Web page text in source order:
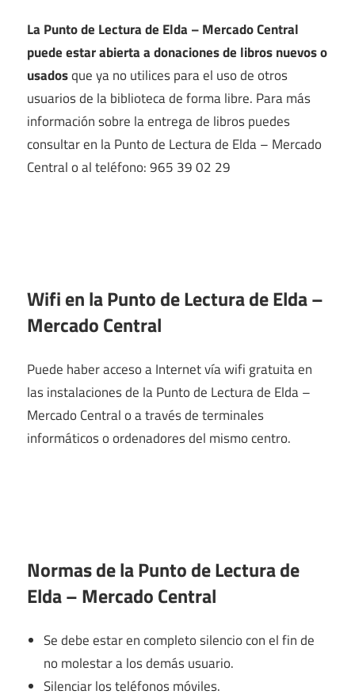
La Punto de Lectura de Elda – Mercado Central
puede estar abierta a donaciones de libros nuevos o
usadosque ya no utilices para el uso de otros
usuarios de la biblioteca de forma libre. Para más
información sobre la entrega de libros puedes
consultar en la Punto de Lectura de Elda – Mercado
Central o al teléfono: 965 39 02 29
Wifi en laPunto de Lectura de Elda –
Mercado Central
Puede haber acceso a Internet vía wifi gratuita en
las instalaciones de la Punto de Lectura de Elda –
Mercado Central o a través de terminales
informáticos o ordenadores del mismo centro.
Normas de la Punto de Lectura de
Elda – Mercado Central
Se debe estar en completo silencio con el fin de
no molestar a los demás usuario.
Silenciar los teléfonos móviles.